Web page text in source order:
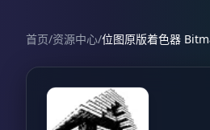
首页/资源中心/位图原版着色器